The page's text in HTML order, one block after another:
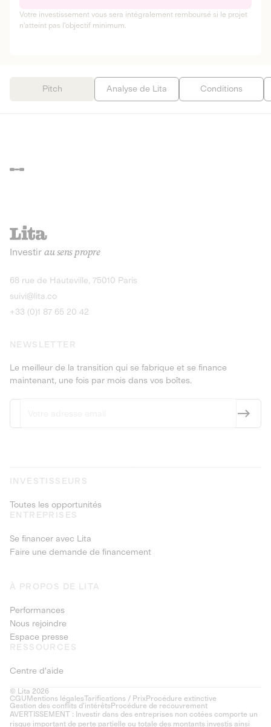
Pitch Analyse de Lita Conditions
Votre investissement vous sera intégralement remboursé si le projet
n'atteint pas l'objectif minimum.
Investir au sens propre
68 rue de Hauteville, 75010 Paris
suivi@lita.co
+33 (0)1 87 65 20 42
NEWSLETTER
Le meilleur de la transition qui se fabrique et se finance
maintenant, une fois par mois dans vos boîtes.
INVESTISSEURS
Toutes les opportunités
ENTREPRISES
Se financer avec Lita
Faire une demande de financement
À PROPOS DE LITA
Performances
Nous rejoindre
Espace presse
RESSOURCES
Centre d'aide
© Lita 2026
CGUMentions légalesTarifications / PrixProcédure extinctive
Gestion des conflits d’intérêtsProcédure de recouvrement
AVERTISSEMENT : Investir dans des entreprises non cotées comporte un
risque important de perte partielle ou totale des montants investis ainsi